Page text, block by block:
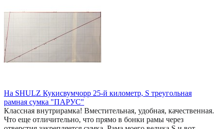
На SHULZ Кукисвумчорр 25-й километр, S треугольная
рамная сумка "ПАРУС"
Классная внутрирамка! Вместительная, удобная, качественная.
Что еще отличительно, что прямо в бонки рамы через